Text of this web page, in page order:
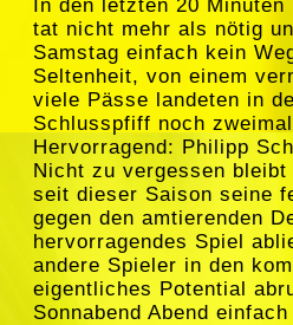
In den letzten 20
tat nicht mehr als nötig
Samstag einfach kein
Seltenheit, von einem
viele Pässe landeten in
Schlusspfiff noch
Hervorragend: Philipp
Nicht zu vergessen
seit dieser Saison seine
gegen den amtierenden
hervorragendes Spiel
andere Spieler in den
eigentliches Potential
Sonnabend Abend